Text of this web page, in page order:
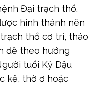
Đại trạch thổ.
hình thành nên
thổ cơ trí, tháo
đề theo hướng
tuổi Kỷ Dậu
kệ, thờ ơ hoặc